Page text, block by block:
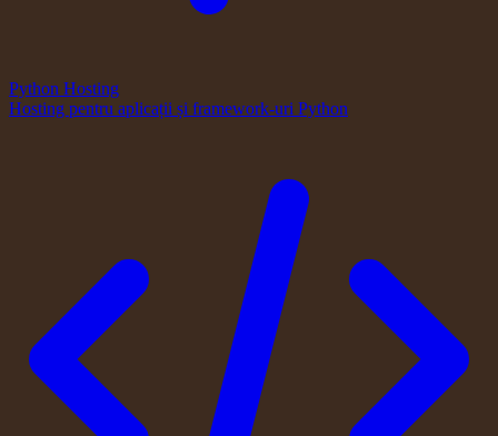
Python Hosting
Hosting pentru aplicații și framework-uri Python